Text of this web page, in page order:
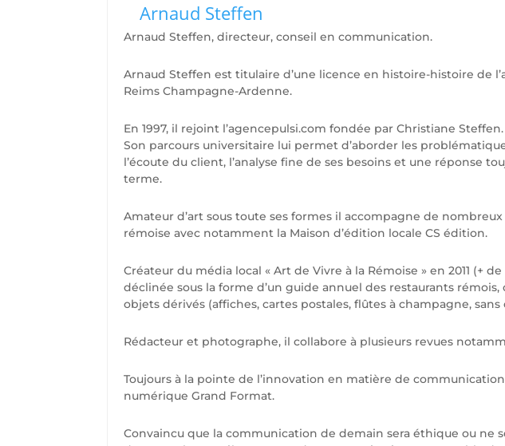
Arnaud Steffen
Arnaud Steffen, directeur, conseil en communication.
Arnaud Steffen est titulaire d’une licence en histoire-histoire de
Reims Champagne-Ardenne.
En 1997, il rejoint l’agencepulsi.com fondée par Christiane
Son parcours universitaire lui permet d’aborder les
l’écoute du client, l’analyse fine de ses besoins et une réponse
terme.
Amateur d’art sous toute ses formes il accompagne de
rémoise avec notamment la Maison d’édition locale CS édition.
Créateur du média local « Art de Vivre à la Rémoise » en 2011 (+
déclinée sous la forme d’un guide annuel des restaurants
objets dérivés (affiches, cartes postales, flûtes à champagne,
Rédacteur et photographe, il collabore à plusieurs revues
Toujours à la pointe de l’innovation en matière de
numérique Grand Format.
Convaincu que la communication de demain sera éthique ou ne